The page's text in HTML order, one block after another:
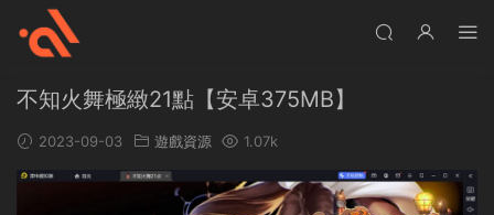
不知火舞極緻21點【安卓375MB】
2023-09-03 遊戲資源 1.07k